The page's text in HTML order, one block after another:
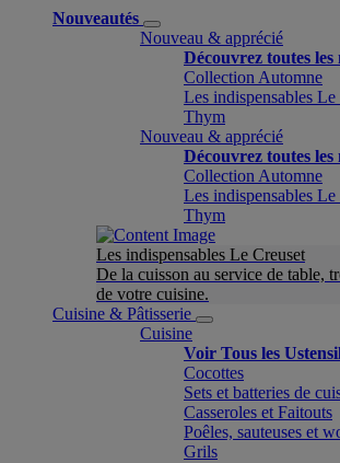
Nouveautés
Nouveau & apprécié
Découvrez toutes les
Collection Automne
Les indispensables Le
Thym
Nouveau & apprécié
Découvrez toutes les
Collection Automne
Les indispensables Le
Thym
Les indispensables Le Creuset
De la cuisson au service de table,
de votre cuisine.
Cuisine & Pâtisserie
Cuisine
Voir Tous les
Cocottes
Sets et batteries de
Casseroles et Faitouts
Poêles, sauteuses et
Grils